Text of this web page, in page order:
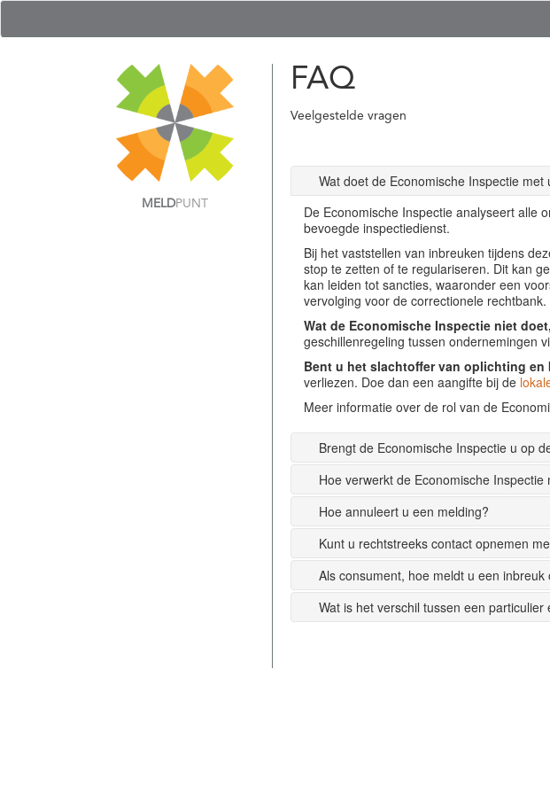
MELDPUNT
FAQ
Veelgestelde vragen
Wat doet de Economische Inspectie met
De Economische Inspectie analyseert alle
bevoegde inspectiedienst.
Bij het vaststellen van inbreuken tijdens
stop te zetten of te regulariseren. Dit kan
kan leiden tot sancties, waaronder een
vervolging voor de correctionele rechtbank.
Wat de Economische Inspectie niet
geschillenregeling tussen ondernemingen
Bent u het slachtoffer van oplichting
verliezen. Doe dan een aangifte bij de
Meer informatie over de rol van de
Brengt de Economische Inspectie u op
Hoe verwerkt de Economische
Hoe annuleert u een melding?
Kunt u rechtstreeks contact opnemen
Als consument, hoe meldt u een
Wat is het verschil tussen een